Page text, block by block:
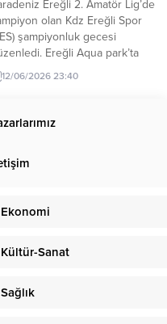
Ereğli 2. Amatör Lig’de
olan Kdz Ereğli Spor
şampiyonluk gecesi
Ereğli Aqua park’ta
gecede yönetimi
gönüllerince eğlendi.
takdimi yapıldı. Kulübün
‘benim felsefemde
12/06/2026 23:40
Ekonomi
Kültür-Sanat
Sağlık